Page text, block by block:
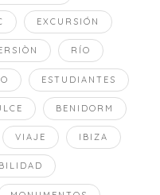
EXCURSIÓN
RÍO
ESTUDIANTES
BENIDORM
VIAJE IBIZA